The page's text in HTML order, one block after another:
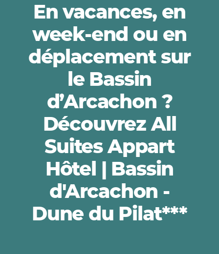
En vacances, en
week-end ou en
déplacement sur
le Bassin
d’Arcachon ?
Découvrez All
Suites Appart
Hôtel | Bassin
d'Arcachon -
Dune du Pilat***